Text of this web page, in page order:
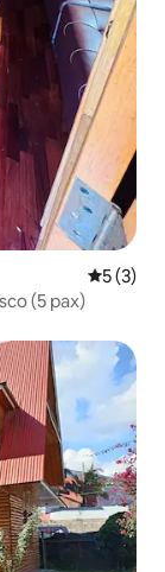
5 de
5 (3)
(5 pax)